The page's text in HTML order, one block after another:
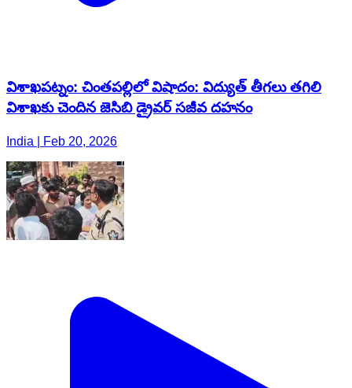
విశాఖపట్నం: చింతపల్లిలో విషాదం: విద్యుత్ తీగలు తగిలి
విశాఖ‌కు చెందిన జెసిబి డ్రైవర్ సజీవ దహనం
India | Feb 20, 2026